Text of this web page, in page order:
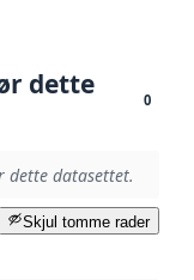
dette
0
dette datasettet.
Skjul tomme rader